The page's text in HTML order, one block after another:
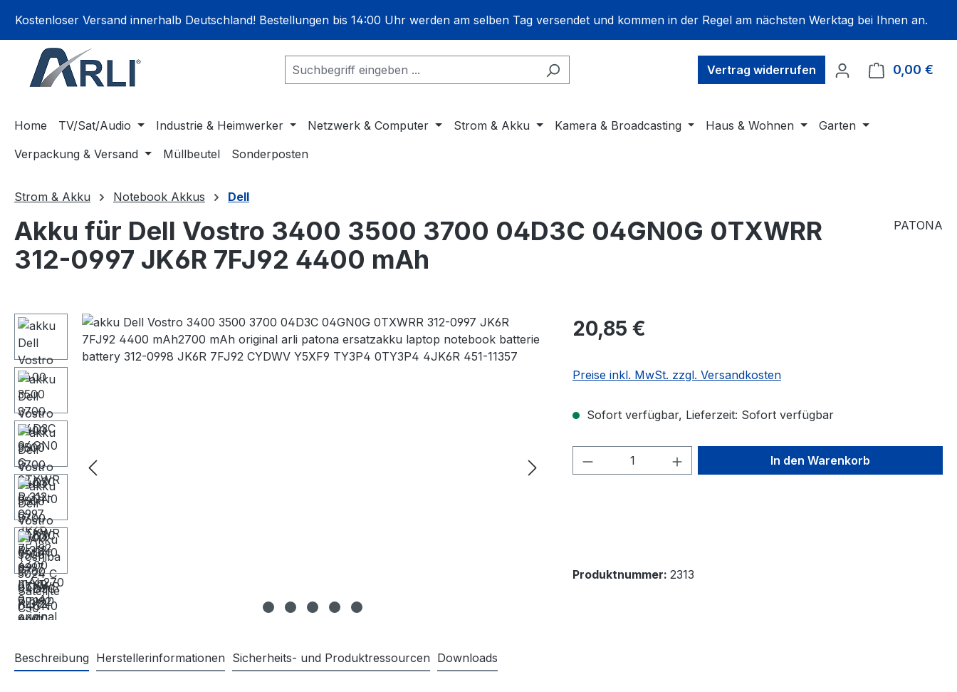
Zur Hauptnavigation springen
Kostenloser Versand innerhalb Deutschland! Bestellungen bis 14:00 Uhr werden am selben Tag versendet und kommen in der Regel am nächsten Werktag bei Ihnen an.
Vertrag widerrufen 0,00 €
Home TV/Sat/Audio Industrie & Heimwerker Netzwerk & Computer Strom & Akku Kamera & Broadcasting Haus & Wohnen
Garten
Verpackung & Versand
Müllbeutel Sonderposten
Strom & Akku Notebook Akkus Dell
Akku für Dell Vostro 3400 3500 3700 04D3C 04GN0G 0TXWRR
312-0997 JK6R 7FJ92 4400 mAh
PATONA
Bildergalerie überspringen 20,85 €
Preise inkl. MwSt. zzgl. Versandkosten
Sofort verfügbar, Lieferzeit: Sofort verfügbar
Produkt Anzahl: Gib den gewünschten Wert
In den Warenkorb
Produktnummer: 2313
Beschreibung Herstellerinformationen Sicherheits- und Produktressourcen Downloads